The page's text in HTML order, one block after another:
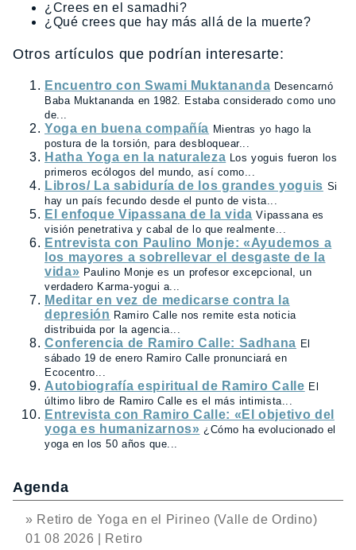
¿Crees en el samadhi?
¿Qué crees que hay más allá de la muerte?
Otros artículos que podrían interesarte:
Encuentro con Swami Muktananda Desencarnó
Baba Muktananda en 1982. Estaba considerado como uno
de...
Yoga en buena compañía Mientras yo hago la
postura de la torsión, para desbloquear...
Hatha Yoga en la naturaleza Los yoguis fueron los
primeros ecólogos del mundo, así como...
Libros/ La sabiduría de los grandes yoguis Si
hay un país fecundo desde el punto de vista...
El enfoque Vipassana de la vida Vipassana es
visión penetrativa y cabal de lo que realmente...
Entrevista con Paulino Monje: «Ayudemos a
los mayores a sobrellevar el desgaste de la
vida» Paulino Monje es un profesor excepcional, un
verdadero Karma-yogui a...
Meditar en vez de medicarse contra la
depresión Ramiro Calle nos remite esta noticia
distribuida por la agencia...
Conferencia de Ramiro Calle: Sadhana El
sábado 19 de enero Ramiro Calle pronunciará en
Ecocentro...
Autobiografía espiritual de Ramiro Calle El
último libro de Ramiro Calle es el más intimista...
Entrevista con Ramiro Calle: «El objetivo del
yoga es humanizarnos» ¿Cómo ha evolucionado el
yoga en los 50 años que...
Agenda
» Retiro de Yoga en el Pirineo (Valle de Ordino)
01 08 2026 | Retiro